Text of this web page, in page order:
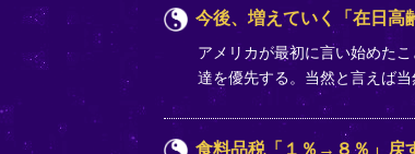
今後、増えていく「在日高
アメリカが最初に言い始めた
達を優先する。当然と言えば
食料品税「１％→８％」戻